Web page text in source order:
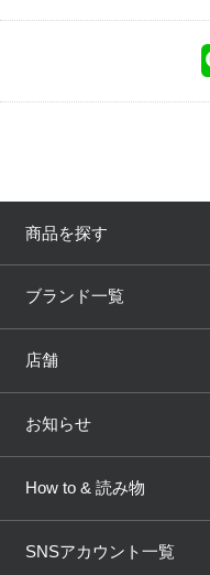
商品を探す
アイテム
トピックス
ブランド一覧
WACOAL
AMPHI
OUR WACOAL
店舗
店舗を探す
ブラ無料診断
お知らせ
新着情報
How to & 読み物
下着の基礎知識
SNSアカウント一覧